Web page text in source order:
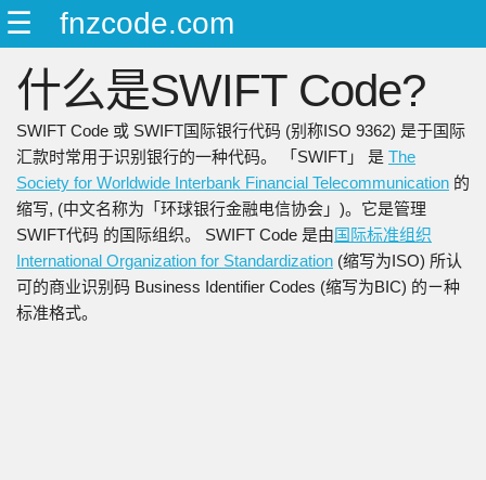
☰ fnzcode.com
日本語
简中
繁中
什么是SWIFT Code?
SWIFT Code 或 SWIFT国际银行代码 (别称ISO 9362) 是于国际
汇款时常用于识别银行的一种代码。 「SWIFT」 是 The
Society for Worldwide Interbank Financial Telecommunication 的
缩写, (中文名称为「环球银行金融电信协会」)。它是管理
SWIFT代码 的国际组织。 SWIFT Code 是由国际标准组织
International Organization for Standardization (缩写为ISO) 所认
可的商业识别码 Business Identifier Codes (缩写为BIC) 的ㄧ种
标准格式。